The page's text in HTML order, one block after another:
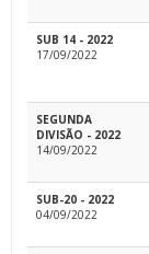
SUB 14 - 2022
17/09/2022
SEGUNDA
DIVISÃO - 2022
14/09/2022
SUB-20 - 2022
04/09/2022